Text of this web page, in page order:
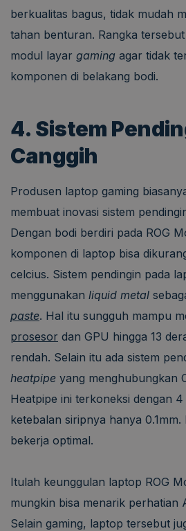
berkualitas bagus, tidak mudah
tahan benturan. Rangka
modul layar gaming agar tidak
komponen di belakang bodi.
4. Sistem
Canggih
Produsen laptop gaming
membuat inovasi sistem
Dengan bodi berdiri pada ROG
komponen di laptop bisa
celcius. Sistem pendingin pada
menggunakan liquid metal
paste. Hal itu sungguh mampu
prosesor dan GPU hingga 13
rendah. Selain itu ada sistem
heatpipe yang menghubungkan
Heatpipe ini terkoneksi dengan
ketebalan siripnya hanya
bekerja optimal.
Itulah keunggulan laptop ROG
mungkin bisa menarik perhatian
Selain gaming, laptop tersebut